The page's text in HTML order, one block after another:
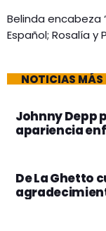
Belinda encabeza
Español; Rosalía
NOTICIAS MÁS
Johnny Depp
apariencia
De La Ghetto